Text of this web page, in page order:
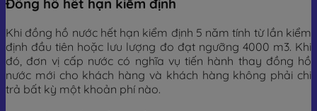
Đồng hồ hết hạn kiểm định
Khi đồng hồ nước hết hạn kiểm định 5 năm tính từ lần kiểm
định đầu tiên hoặc lưu lượng đo đạt ngưỡng 4000 m3. Khi
đó, đơn vị cấp nước có nghĩa vụ tiến hành thay đồng hồ
nước mới cho khách hàng và khách hàng không phải chi
trả bất kỳ một khoản phí nào.